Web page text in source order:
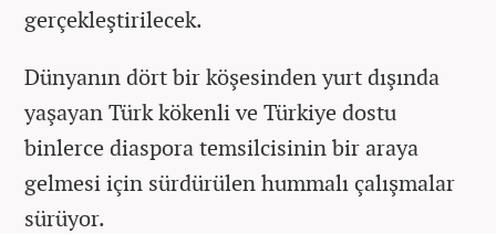
gerçekleştirilecek.
Dünyanın dört bir köşesinden yurt dışında
yaşayan Türk kökenli ve Türkiye dostu
binlerce diaspora temsilcisinin bir araya
gelmesi için sürdürülen hummalı çalışmalar
sürüyor.